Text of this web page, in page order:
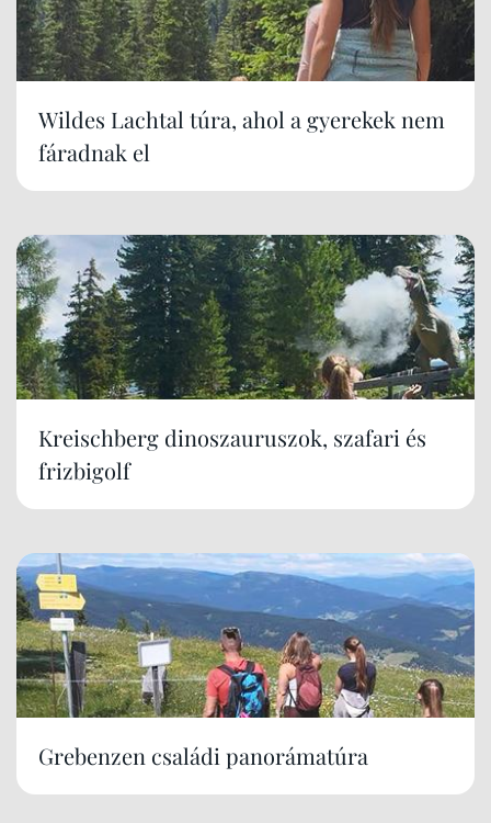
Wildes Lachtal túra, ahol a gyerekek nem
fáradnak el
Kreischberg dinoszauruszok, szafari és
frizbigolf
Grebenzen családi panorámatúra